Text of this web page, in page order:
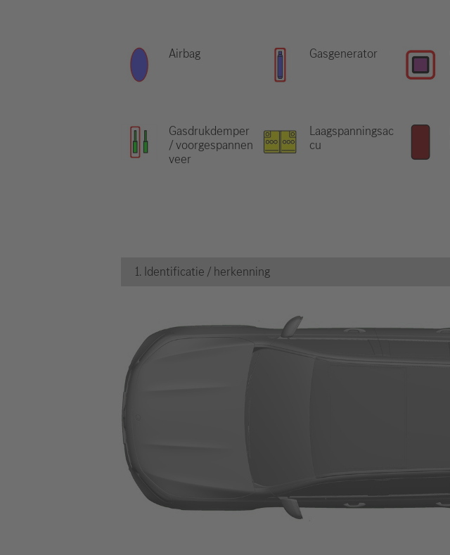
Airbag Gasgenerator
Gasdrukdemper
/ voorgespannen
veer
Laagspanningsac
cu
1. Identificatie / herkenning